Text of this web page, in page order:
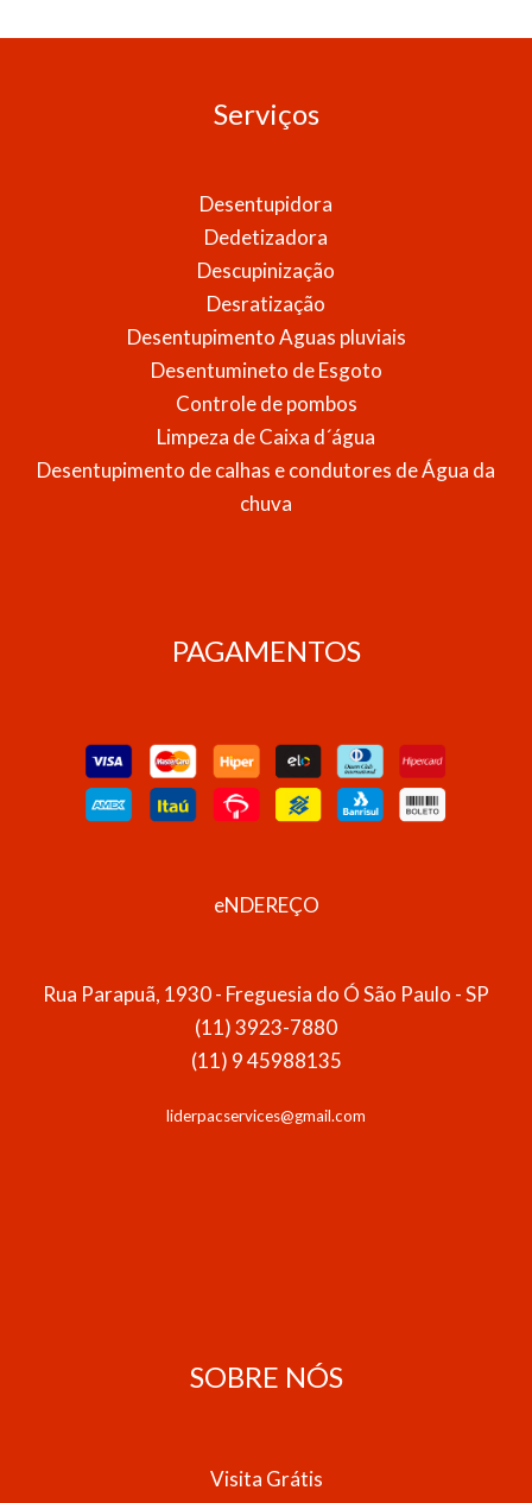
Serviços
Desentupidora
Dedetizadora
Descupinização
Desratização
Desentupimento Aguas pluviais
Desentumineto de Esgoto
Controle de pombos
Limpeza de Caixa d´água
Desentupimento de calhas e condutores de Água da
chuva
PAGAMENTOS
eNDEREÇO
Rua Parapuã, 1930 - Freguesia do Ó São Paulo - SP
(11) 3923-7880
(11) 9 45988135
liderpacservices@gmail.com
SOBRE NÓS
Visita Grátis